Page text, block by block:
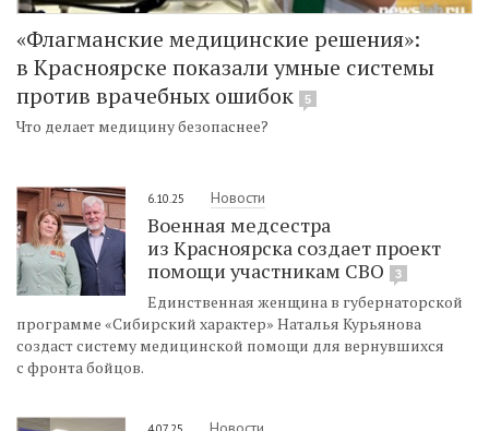
«Флагманские медицинские решения»:
в Красноярске показали умные системы
против врачебных ошибок
5
Что делает медицину безопаснее?
6.10.25 Новости
Военная медсестра
из Красноярска создает проект
помощи участникам СВО
3
Единственная женщина в губернаторской
программе «Сибирский характер» Наталья Курьянова
создаст систему медицинской помощи для вернувшихся
с фронта бойцов.